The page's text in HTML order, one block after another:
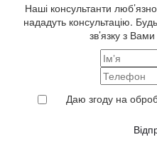
Наші консультанти
нададуть консультацію.
зв’язку з
Даю згоду на